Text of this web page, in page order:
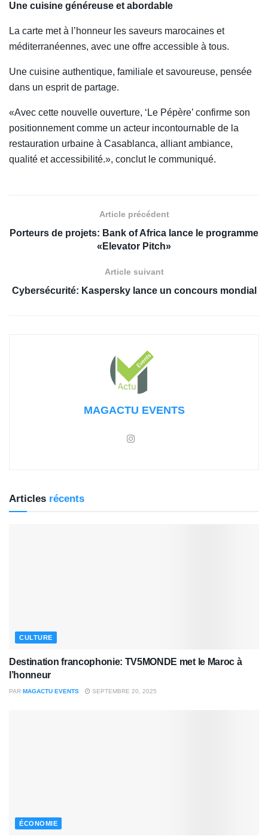
Une cuisine généreuse et abordable
La carte met à l’honneur les saveurs marocaines et
méditerranéennes, avec une offre accessible à tous.
Une cuisine authentique, familiale et savoureuse, pensée
dans un esprit de partage.
«Avec cette nouvelle ouverture, ‘Le Pépère’ confirme son
positionnement comme un acteur incontournable de la
restauration urbaine à Casablanca, alliant ambiance,
qualité et accessibilité.», conclut le communiqué.
Article précédent
Porteurs de projets: Bank of Africa lance le programme
«Elevator Pitch»
Article suivant
Cybersécurité: Kaspersky lance un concours mondial
MAGACTU EVENTS
Articles récents
CULTURE
Destination francophonie: TV5MONDE met le Maroc à
l’honneur
PAR MAGACTU EVENTS SEPTEMBRE 20, 2025
ÉCONOMIE